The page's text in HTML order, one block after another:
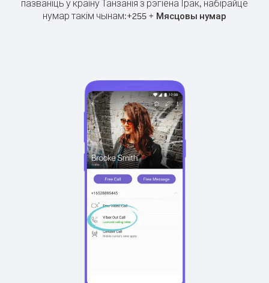
пазваніць у краіну Танзанія з рэгіёна Ірак, набірайце
нумар такім чынам:+255 + Мясцовы нумар